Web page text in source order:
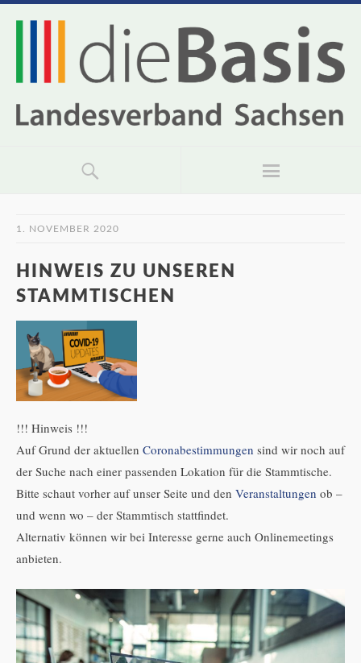
1. NOVEMBER 2020
HINWEIS ZU UNSEREN
STAMMTISCHEN
!!! Hinweis !!!
Auf Grund der aktuellen Coronabestimmungen sind wir noch auf
der Suche nach einer passenden Lokation für die Stammtische.
Bitte schaut vorher auf unser Seite und den Veranstaltungen ob –
und wenn wo – der Stammtisch stattfindet.
Alternativ können wir bei Interesse gerne auch Onlinemeetings
anbieten.